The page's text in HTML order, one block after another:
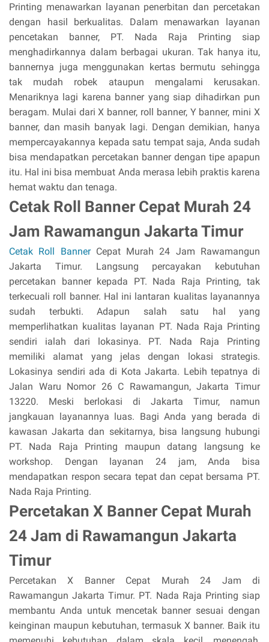
Printing menawarkan layanan penerbitan dan percetakan
dengan hasil berkualitas. Dalam menawarkan layanan
pencetakan banner, PT. Nada Raja Printing siap
menghadirkannya dalam berbagai ukuran. Tak hanya itu,
bannernya juga menggunakan kertas bermutu sehingga
tak mudah robek ataupun mengalami kerusakan.
Menariknya lagi karena banner yang siap dihadirkan pun
beragam. Mulai dari X banner, roll banner, Y banner, mini X
banner, dan masih banyak lagi. Dengan demikian, hanya
mempercayakannya kepada satu tempat saja, Anda sudah
bisa mendapatkan percetakan banner dengan tipe apapun
itu. Hal ini bisa membuat Anda merasa lebih praktis karena
hemat waktu dan tenaga.
Cetak Roll Banner Cepat Murah 24
Jam Rawamangun Jakarta Timur
Cetak Roll BannerCepat Murah 24 Jam Rawamangun
Jakarta Timur. Langsung percayakan kebutuhan
percetakan banner kepada PT. Nada Raja Printing, tak
terkecuali roll banner. Hal ini lantaran kualitas layanannya
sudah terbukti. Adapun salah satu hal yang
memperlihatkan kualitas layanan PT. Nada Raja Printing
sendiri ialah dari lokasinya. PT. Nada Raja Printing
memiliki alamat yang jelas dengan lokasi strategis.
Lokasinya sendiri ada di Kota Jakarta. Lebih tepatnya di
Jalan Waru Nomor 26 C Rawamangun, Jakarta Timur
13220. Meski berlokasi di Jakarta Timur, namun
jangkauan layanannya luas. Bagi Anda yang berada di
kawasan Jakarta dan sekitarnya, bisa langsung hubungi
PT. Nada Raja Printing maupun datang langsung ke
workshop. Dengan layanan 24 jam, Anda bisa
mendapatkan respon secara tepat dan cepat bersama PT.
Nada Raja Printing.
Percetakan X Banner Cepat Murah
24 Jam di Rawamangun Jakarta
Timur
Percetakan X Banner Cepat Murah 24 Jam di
Rawamangun Jakarta Timur. PT. Nada Raja Printing siap
membantu Anda untuk mencetak banner sesuai dengan
keinginan maupun kebutuhan, termasuk X banner. Baik itu